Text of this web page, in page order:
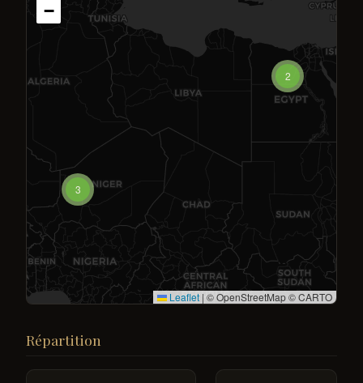
2
3
−
Leaflet | © OpenStreetMap © CARTO
Répartition